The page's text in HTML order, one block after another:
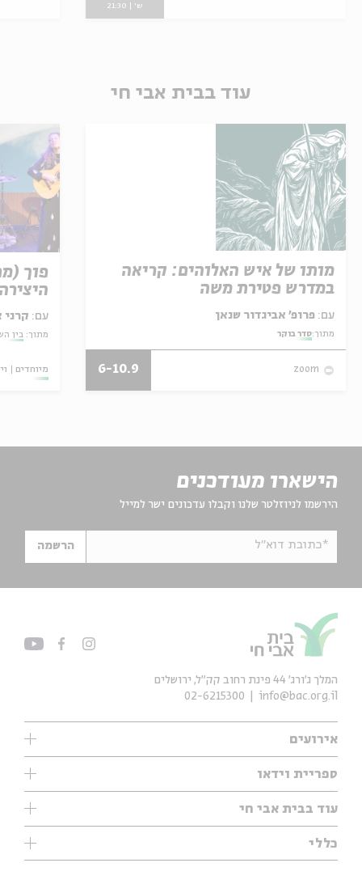
ש' | 21:30
עוד בבית אבי חי
מותו של איש האלוהים: קריאה
במדרש פטירת משה
עם:
מתוך:סדר בוקר
zoom
6-10.9
פוך
עם: קרני
מתוך: בין
מיוחדים
הישארו מעודכנים
הירשמו לניוזלטר שלנו וקבלו עדכונים ישר למייל
*כתובת דוא"ל הרשמה
אירועים
עיון
אנגלית
נוער
ספריית וידאו
ילדים
מוזיקה
עיון
מיוחדים
עוד בבית אבי חי
תערוכות
מיוחדים
כללי
המלך ג'ורג' 44 פינת רחוב קק״ל, ירושלים
info@bac.org.il
02-6215300